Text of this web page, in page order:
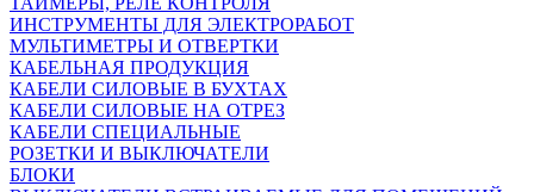
ИНСТРУМЕНТЫ ДЛЯ ЭЛЕКТРОРАБОТ
МУЛЬТИМЕТРЫ И ОТВЕРТКИ
КАБЕЛЬНАЯ ПРОДУКЦИЯ
КАБЕЛИ СИЛОВЫЕ В БУХТАХ
КАБЕЛИ СИЛОВЫЕ НА ОТРЕЗ
КАБЕЛИ СПЕЦИАЛЬНЫЕ
РОЗЕТКИ И ВЫКЛЮЧАТЕЛИ
БЛОКИ